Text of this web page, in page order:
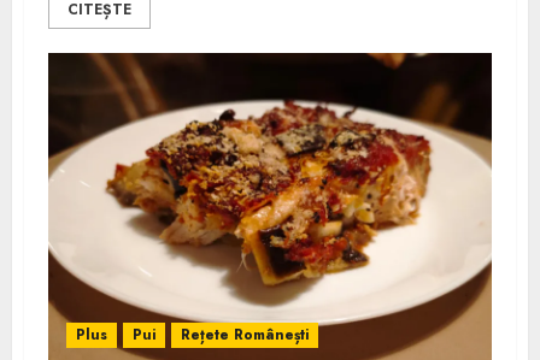
CITEȘTE
Plus Pui Rețete Românești